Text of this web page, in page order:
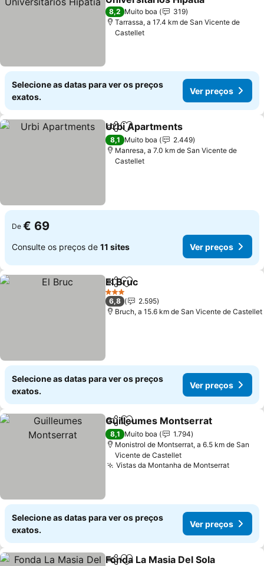
8,2 Muito boa
319
Tarrassa, a 17.4 km de San Vicente de
Castellet
Selecione as datas para ver os preços
exatos.
Ver preços
PartilharAdicionar aos favoritos
Urbi Apartments
8,1 Muito boa
2.449
Manresa, a 7.0 km de San Vicente de
Castellet
De € 69
Consulte os preços de 11 sites Ver preços
PartilharAdicionar aos favoritos
El Bruc
3 Estrelas
6,8
2.595
Bruch, a 15.6 km de San Vicente de Castellet
Selecione as datas para ver os preços
exatos.
Ver preços
PartilharAdicionar aos favoritos
Guilleumes Montserrat
8,1 Muito boa
1.794
Monistrol de Montserrat, a 6.5 km de San
Vicente de Castellet
Vistas da Montanha de Montserrat
Selecione as datas para ver os preços
exatos.
Ver preços
Fonda La Masia Del Sola